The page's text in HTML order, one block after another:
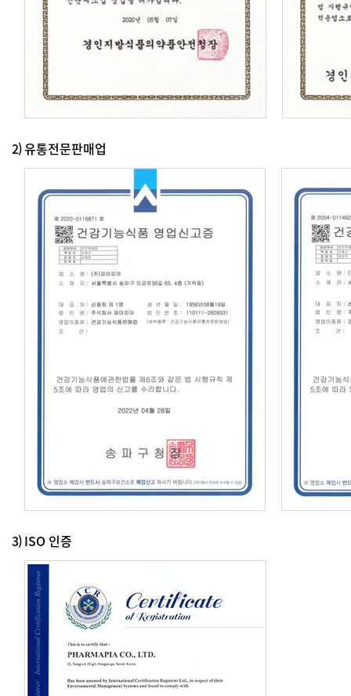
2)유통전문판매업
3)ISO 인증